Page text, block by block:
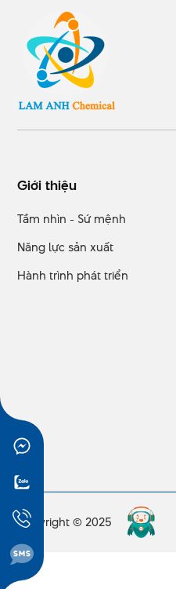
Giới thiệu
Tầm nhìn - Sứ mệnh
Năng lực sản xuất
Hành trình phát triển
Copyright © 2025